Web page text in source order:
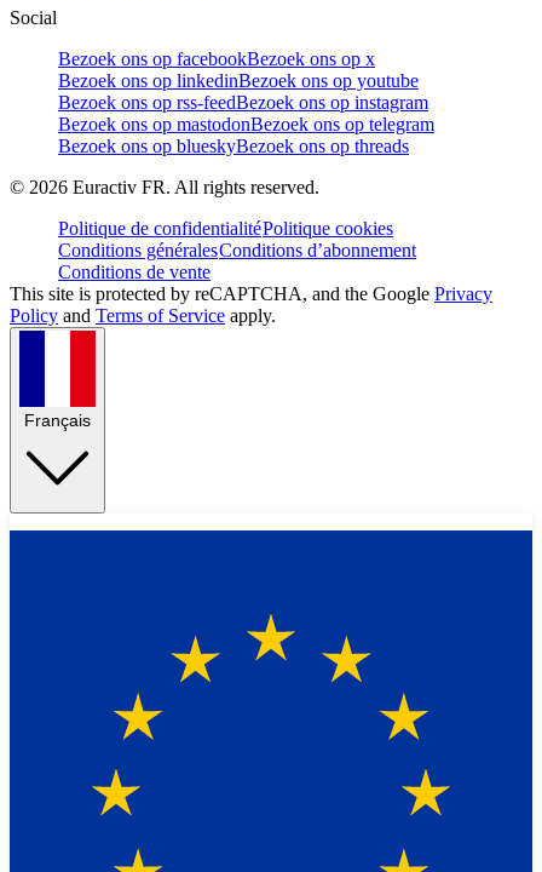
Social
Bezoek ons op facebookBezoek ons op x
Bezoek ons op linkedinBezoek ons op youtube
Bezoek ons op rss-feedBezoek ons op instagram
Bezoek ons op mastodonBezoek ons op telegram
Bezoek ons op blueskyBezoek ons op threads
© 2026 Euractiv FR. All rights reserved.
Politique de confidentialitéPolitique cookies
Conditions généralesConditions d’abonnement
Conditions de vente
This site is protected by reCAPTCHA, and the Google Privacy
Policy and Terms of Service apply.
Français